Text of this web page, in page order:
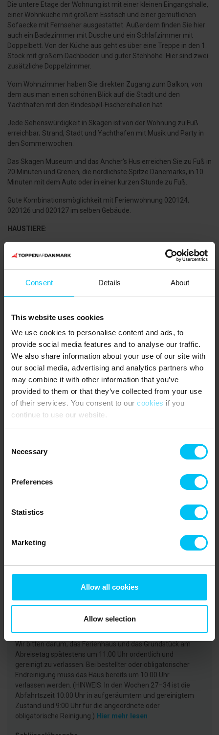
Consent Details About
This website uses cookies
We use cookies to personalise content and ads, to
provide social media features and to analyse our traffic.
We also share information about your use of our site with
our social media, advertising and analytics partners who
may combine it with other information that you’ve
provided to them or that they’ve collected from your use
of their services. You consent to our cookies if you
continue to use our website.
Selection
Necessary
Preferences
Statistics
Marketing
Allow all cookies
Allow selection
Die untere Etage der Wohnung ist mit einer kleinen Eingangshalle,
einer Wohnküche mit großem Esstisch und einer gemütlichen
Sofaecke mit Fernseher ausgestattet. Außerdem finden Sie hier
auch ein Badezimmer mit Dusche und ein Schlafzimmer mit
Doppelbett. Von der Küche aus geht es über eine Treppe in den 1.
Stock mit großem Dachboden und guter Stehhöhe. Hier sind zwei
zusätzliche Doppelzimmer.
Vom Wohnzimmer haben Sie direkten Zugang zum Balkon, von
dem aus man einen schönen Blick auf die Stadt und den
Yachthafen mit den Bindesbøll-Fischereihallen hat.
Jede Sehenswürdigkeit in Skagen ist von der Wohnung zu Fuß
erreichbar; Strand, Stadt und Yachthafen mit Musik und Party in
den Sommerwochen.
Das Skagen Museum und das Ancher's Hus erreichen Sie zu Fuß in
20 Minuten und Grenen, die nördlichste Spitze Dänemarks, in 10
Minuten mit dem Auto oder in einer kurzen Stunde zu Fuß.
Gute Kombinationsmöglichkeit mit Ferienwohnung 020124,
020126 und 020127 im selben Gebäude.
HAUSTIERE:
Der Mieter muss 45 Jahre alt sein und während der gesamten
Im Untergeschoss ein privater Parkplatz für die Wohnung. Es gibt
einen Aufzug von und zur Wohnung in den Keller.
TV mit TV2, deutschen und skandinavischen Sendern.
Fester Verbrauchszuschlag für Strom, Wasser und Wärme pro
Tag.
Obligatorische Endreinigung.
NÄCHSTE EINKAUFSMÖGLICHKEITEN
ÖFFENTLICHER VERKEHR
Die Anreise/Check In kann frühestens ab 15:00 Uhr
Abfahrt
Wir bitten darum, das Ferienhaus und das Grundstück am
Abreisetag spätestens um 11.00 Uhr ordentlich und
gereinigt zu verlassen. Bei bestellter oder obligatorischer
Endreinigung muss das Haus bereits um 10.00 Uhr
verlassen werden. (HINWEIS: In den Wochen 27–34 ist die
Abfahrtszeit 10:00 Uhr in aufgeräumtem und gereinigtem
Zustand und 9:00 Uhr für die angeordnete oder
obligatorische Reinigung.) Hier mehr lesen